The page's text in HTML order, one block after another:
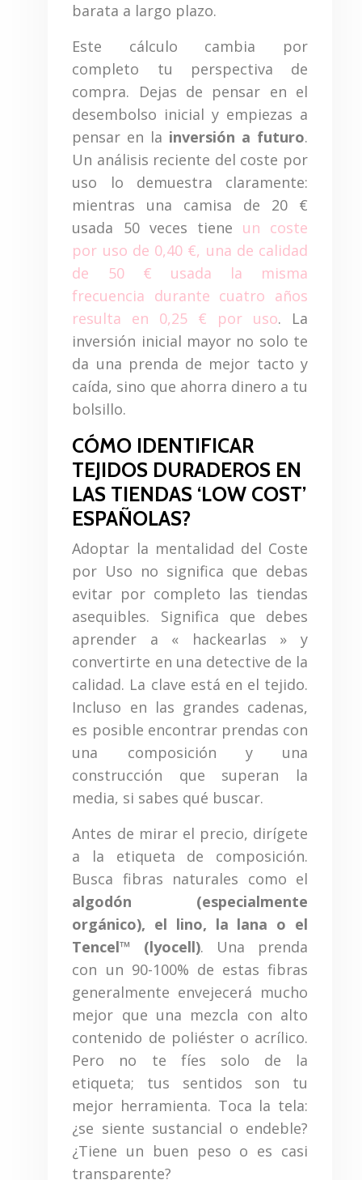
barata a largo plazo.
Este cálculo cambia por
completo tu perspectiva de
compra. Dejas de pensar en el
desembolso inicial y empiezas a
pensar en la inversión a futuro.
Un análisis reciente del coste por
uso lo demuestra claramente:
mientras una camisa de 20 €
usada 50 veces tiene un coste
por uso de 0,40 €, una de calidad
de 50 € usada la misma
frecuencia durante cuatro años
resulta en 0,25 € por uso. La
inversión inicial mayor no solo te
da una prenda de mejor tacto y
caída, sino que ahorra dinero a tu
bolsillo.
CÓMO IDENTIFICAR
TEJIDOS DURADEROS EN
LAS TIENDAS ‘LOW COST’
ESPAÑOLAS?
Adoptar la mentalidad del Coste
por Uso no significa que debas
evitar por completo las tiendas
asequibles. Significa que debes
aprender a « hackearlas » y
convertirte en una detective de la
calidad. La clave está en el tejido.
Incluso en las grandes cadenas,
es posible encontrar prendas con
una composición y una
construcción que superan la
media, si sabes qué buscar.
Antes de mirar el precio, dirígete
a la etiqueta de composición.
Busca fibras naturales como el
algodón (especialmente
orgánico), el lino, la lana o el
Tencel™ (lyocell). Una prenda
con un 90-100% de estas fibras
generalmente envejecerá mucho
mejor que una mezcla con alto
contenido de poliéster o acrílico.
Pero no te fíes solo de la
etiqueta; tus sentidos son tu
mejor herramienta. Toca la tela:
¿se siente sustancial o endeble?
¿Tiene un buen peso o es casi
transparente?